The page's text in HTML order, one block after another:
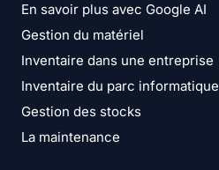
En savoir plus avec Google AI
Gestion du matériel
Inventaire dans une entreprise
Inventaire du parc informatique
Gestion des stocks
La maintenance